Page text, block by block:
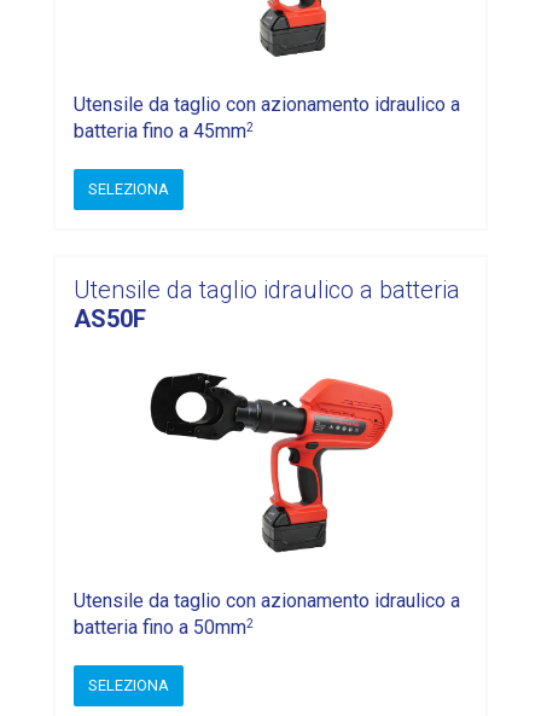
Utensile da taglio con azionamento idraulico a
batteria fino a 45mm2
SELEZIONA
Utensile da taglio idraulico a batteria
AS50F
Utensile da taglio con azionamento idraulico a
batteria fino a 50mm2
SELEZIONA